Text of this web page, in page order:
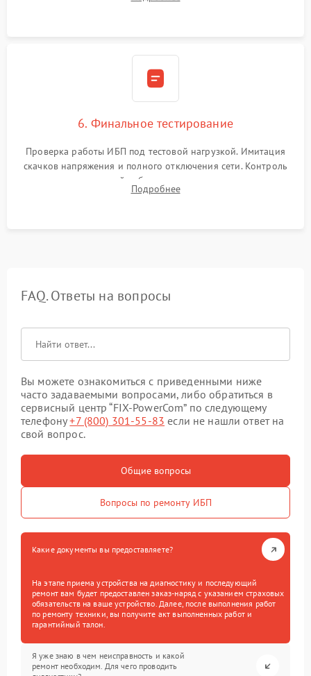
срабатывания AVR и сброса счетчиков старения АКБ.
6. Финальное тестирование
Проверка работы ИБП под тестовой нагрузкой. Имитация
скачков напряжения и полного отключения сети. Контроль
времени автономной работы, температурного режима и
корректности формы выходного сигнала.
Подробнее
FAQ. Ответы на вопросы
Вы можете ознакомиться с приведенными ниже
часто задаваемыми вопросами, либо обратиться в
сервисный центр “FIX-PowerCom” по следующему
телефону+7 (800) 301-55-83 если не нашли ответ на
свой вопрос.
Общие вопросы
Вопросы по ремонту ИБП
Какие документы вы предоставляете?
На этапе приема устройства на диагностику и последующий
ремонт вам будет предоставлен заказ-наряд с указанием страховых
обязательств на ваше устройство. Далее, после выполнения работ
по ремонту техники, вы получите акт выполненных работ и
гарантийный талон.
Я уже знаю в чем неисправность и какой
ремонт необходим. Для чего проводить